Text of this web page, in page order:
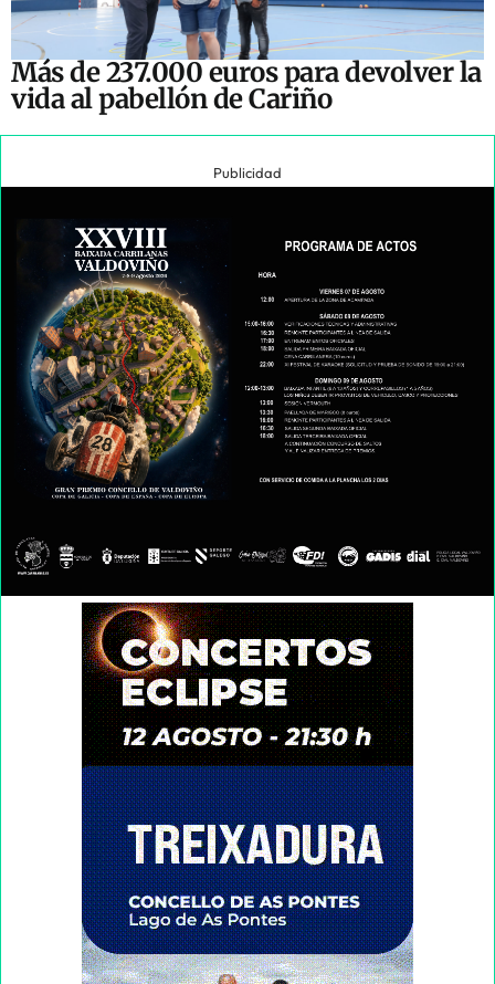
Más de 237.000 euros para devolver la
vida al pabellón de Cariño
Publicidad